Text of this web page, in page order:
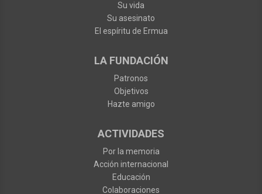
Su vida
Su asesinato
El espíritu de Ermua
LA FUNDACIÓN
Patronos
Objetivos
Hazte amigo
ACTIVIDADES
Por la memoria
Acción internacional
Educación
Colaboraciones